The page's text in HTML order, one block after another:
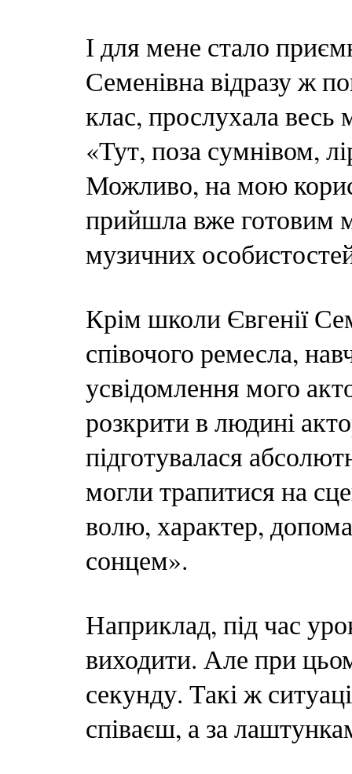
І для мене стало
Семенівна відразу ж
клас, прослухала весь
«Тут, поза сумнівом,
Можливо, на мою
прийшла вже готовим
музичних
Крім школи Євгенії
співочого ремесла,
усвідомлення мого
розкрити в людині
підготувалася
могли трапитися на
волю, характер,
сонцем».
Наприклад, під час
виходити. Але при
секунду. Такі ж
співаєш, а за